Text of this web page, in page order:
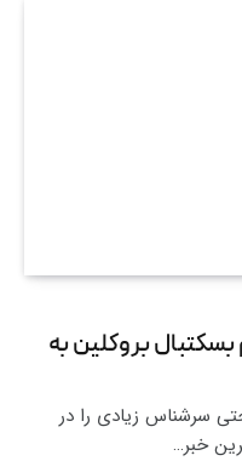
بروکلین به
سرشناس زیادی را در
خبر…